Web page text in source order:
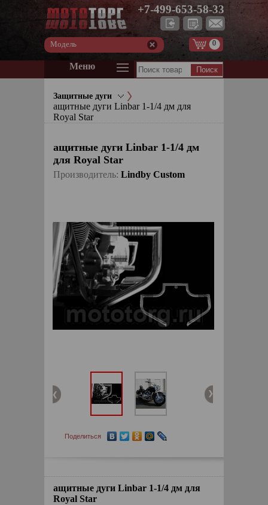
+7-499-653-58-33
Модель 0
Меню
Защитные дуги
ащитные дуги Linbar 1-1/4 дм для
Royal Star
ащитные дуги Linbar 1-1/4 дм
для Royal Star
Производитель: Lindby Custom
Поделиться
ащитные дуги Linbar 1-1/4 дм для
Royal Star